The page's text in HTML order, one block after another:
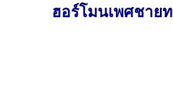
ฮอร์โมนเพศชาย